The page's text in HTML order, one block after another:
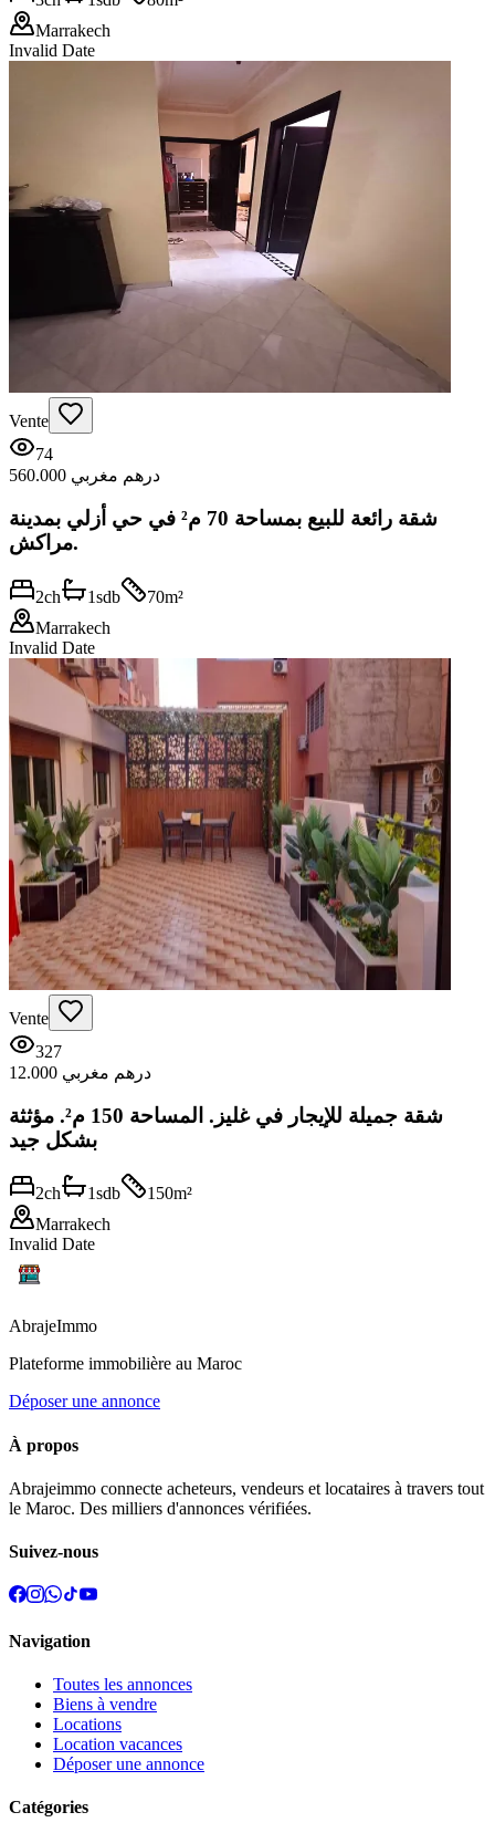
Marrakech
Invalid Date
Vente
74
560.000 درهم مغربي
شقة رائعة للبيع بمساحة 70 م² في حي أزلي بمدينة
مراكش.
2ch 1sdb 70m²
Marrakech
Invalid Date
Vente
327
12.000 درهم مغربي
شقة جميلة للإيجار في غليز. المساحة 150 م². مؤثثة
بشكل جيد
2ch 1sdb 150m²
Marrakech
Invalid Date
AbrajeImmo
Plateforme immobilière au Maroc
Déposer une annonce
À propos
Abrajeimmo connecte acheteurs, vendeurs et locataires à travers tout
le Maroc. Des milliers d'annonces vérifiées.
Suivez-nous
Navigation
Toutes les annonces
Biens à vendre
Locations
Location vacances
Déposer une annonce
Catégories